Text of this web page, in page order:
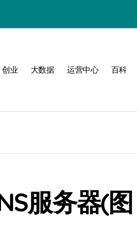
创业 大数据 运营中心 百科
服务器(图